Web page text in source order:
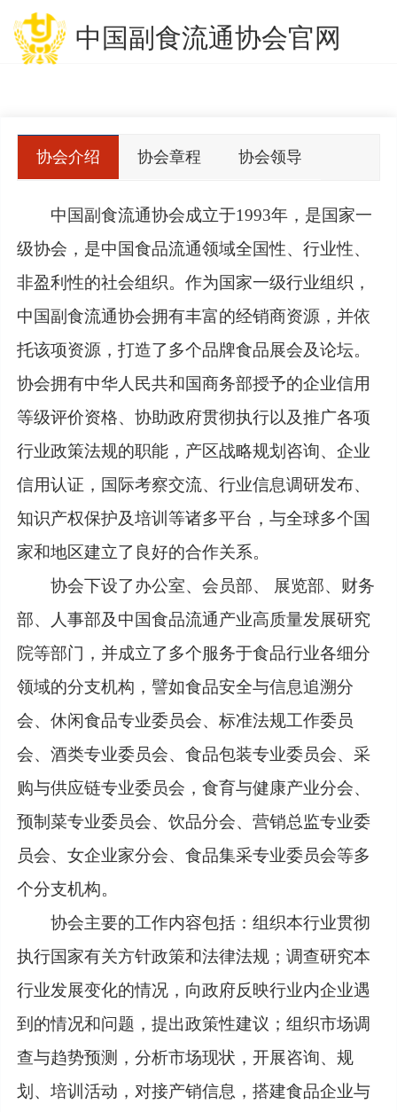
中国副食流通协会官网
协会介绍 协会章程 协会领导
中国副食流通协会成立于1993年，是国家一
级协会，是中国食品流通领域全国性、行业性、
非盈利性的社会组织。作为国家一级行业组织，
中国副食流通协会拥有丰富的经销商资源，并依
托该项资源，打造了多个品牌食品展会及论坛。
协会拥有中华人民共和国商务部授予的企业信用
等级评价资格、协助政府贯彻执行以及推广各项
行业政策法规的职能，产区战略规划咨询、企业
信用认证，国际考察交流、行业信息调研发布、
知识产权保护及培训等诸多平台，与全球多个国
家和地区建立了良好的合作关系。
协会下设了办公室、会员部、 展览部、财务
部、人事部及中国食品流通产业高质量发展研究
院等部门，并成立了多个服务于食品行业各细分
领域的分支机构，譬如食品安全与信息追溯分
会、休闲食品专业委员会、标准法规工作委员
会、酒类专业委员会、食品包装专业委员会、采
购与供应链专业委员会，食育与健康产业分会、
预制菜专业委员会、饮品分会、营销总监专业委
员会、女企业家分会、食品集采专业委员会等多
个分支机构。
协会主要的工作内容包括：组织本行业贯彻
执行国家有关方针政策和法律法规；调查研究本
行业发展变化的情况，向政府反映行业内企业遇
到的情况和问题，提出政策性建议；组织市场调
查与趋势预测，分析市场现状，开展咨询、规
划、培训活动，对接产销信息，搭建食品企业与